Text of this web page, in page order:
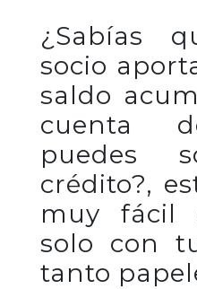
¿Sabías
socio
saldo
cuenta
puedes
crédito?,
muy fácil
solo con
tanto